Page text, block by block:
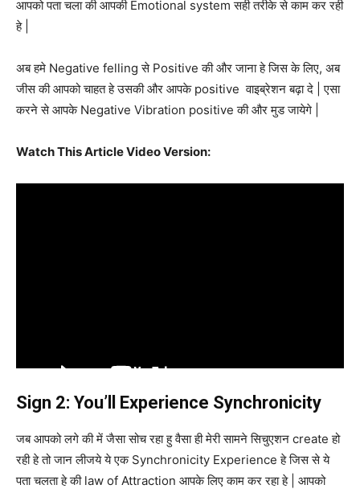
आपको पता चला की आपकी Emotional system सही तरीके से काम कर रही
हे |
अब हमे Negative felling से Positive की और जाना हे जिस के लिए, अब
जीस की आपको चाहत हे उसकी और आपके positive वाइब्रेशन बढ़ा दे | एसा
करने से आपके Negative Vibration positive की और मुड जायेगे |
Watch This Article Video Version:
Sign 2: You’ll Experience Synchronicity
जब आपको लगे की में जैसा सोच रहा हु वैसा ही मेरी सामने सिचुएशन create हो
रही हे तो जान लीजये ये एक Synchronicity Experience हे जिस से ये
पता चलता हे की law of Attraction आपके लिए काम कर रहा हे | आपको